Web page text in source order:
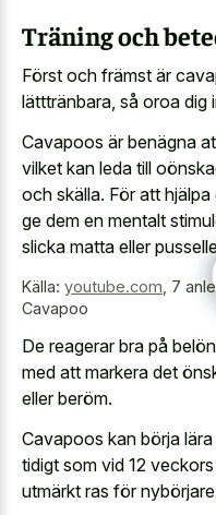
Träning och
Först och främst är
lätttränbara, så oroa dig
Cavapoos är benägna
vilket kan leda till
och skälla. För att
ge dem en mentalt
slicka matta eller
Källa: youtube.com 7
Cavapoo
De reagerar bra på
med att markera det
eller beröm.
Cavapoos kan börja
tidigt som vid 12
utmärkt ras för